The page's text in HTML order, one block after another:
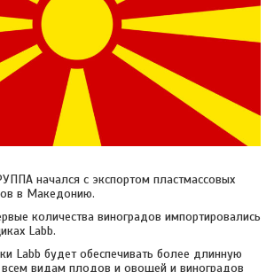
начался с экспортом пластмассовых
в Македонию.
количества виноградов импортировались
Labb.
Labb будет обеспечивать более длинную
видам плодов и овощей и виноградов